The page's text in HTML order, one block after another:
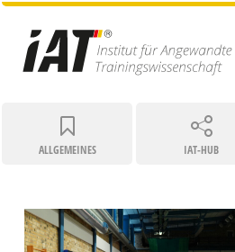
ALLGEMEINES IAT-HUB